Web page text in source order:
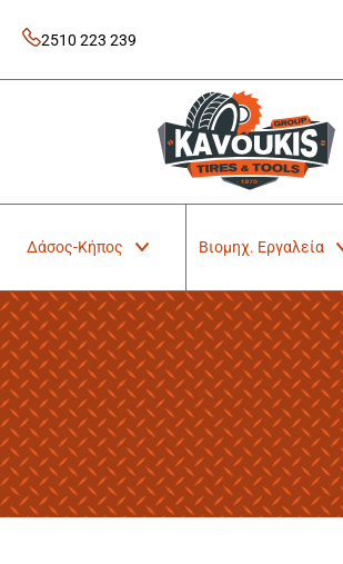
content
2510 223 239
Kavoukis Tools
Tires & Tools
Δάσος-Κήπος Βιομηχ. Εργαλεία